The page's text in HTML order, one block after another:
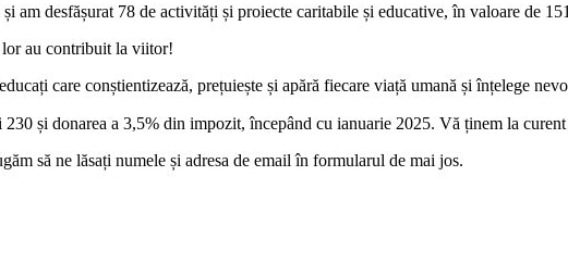
am desfășurat 78 de activități și proiecte caritabile și educative, în valoare de
au contribuit la viitor!
care conștientizează, prețuiește și apără fiecare viață umană și înțelege
și donarea a 3,5% din impozit, începând cu ianuarie 2025. Vă ținem la
să ne lăsați numele și adresa de email în formularul de mai jos.